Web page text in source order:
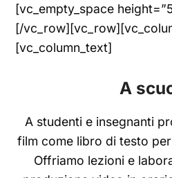
[vc_empty_space
[/
[vc_column_text]
A
A studenti e insegnanti
film come libro di testo
Offriamo lezioni e